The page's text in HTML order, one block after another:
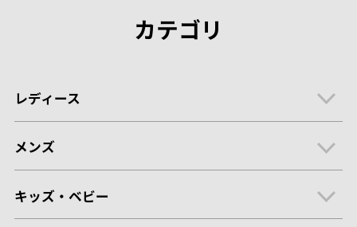
カテゴリ
レディース
メンズ
キッズ・ベビー